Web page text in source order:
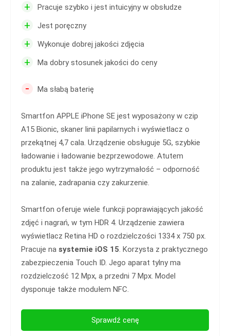
+ Pracuje szybko i jest intuicyjny w obsłudze
+ Jest poręczny
+ Wykonuje dobrej jakości zdjęcia
+ Ma dobry stosunek jakości do ceny
- Ma słabą baterię
Smartfon APPLE iPhone SE jest wyposażony w czip
A15 Bionic, skaner linii papilarnych i wyświetlacz o
przekątnej 4,7 cala. Urządzenie obsługuje 5G, szybkie
ładowanie i ładowanie bezprzewodowe. Atutem
produktu jest także jego wytrzymałość – odporność
na zalanie, zadrapania czy zakurzenie.
Smartfon oferuje wiele funkcji poprawiających jakość
zdjęć i nagrań, w tym HDR 4. Urządzenie zawiera
wyświetlacz Retina HD o rozdzielczości 1334 x 750 px.
Pracuje na systemie iOS 15. Korzysta z praktycznego
zabezpieczenia Touch ID. Jego aparat tylny ma
rozdzielczość 12 Mpx, a przedni 7 Mpx. Model
dysponuje także modułem NFC.
Sprawdź cenę